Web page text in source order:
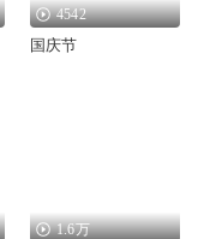
4542
国庆节
1.6万